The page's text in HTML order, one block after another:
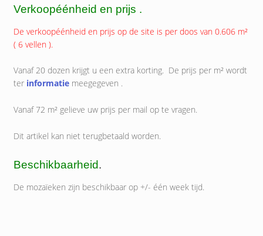
Verkoopéénheid en prijs .
De verkoopéénheid en prijs op de site is per doos van 0.606 m²
( 6 vellen ).
Vanaf 20 dozen krijgt u een extra korting. De prijs per m² wordt
ter informatiemeegegeven .
Vanaf 72 m² gelieve uw prijs per mail op te vragen.
Dit artikel kan niet terugbetaald worden.
Beschikbaarheid.
De mozaïeken zijn beschikbaar op +/- één week tijd.